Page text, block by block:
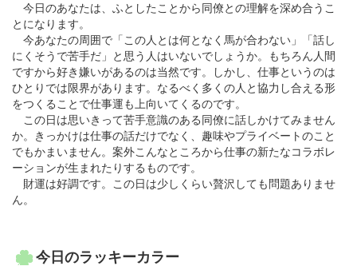
今日のあなたは、ふとしたことから同僚との理解を深め合うこ
とになります。
今あなたの周囲で「この人とは何となく馬が合わない」「話し
にくそうで苦手だ」と思う人はいないでしょうか。もちろん人間
ですから好き嫌いがあるのは当然です。しかし、仕事というのは
ひとりでは限界があります。なるべく多くの人と協力し合える形
をつくることで仕事運も上向いてくるのです。
この日は思いきって苦手意識のある同僚に話しかけてみません
か。きっかけは仕事の話だけでなく、趣味やプライベートのこと
でもかまいません。案外こんなところから仕事の新たなコラボレ
ーションが生まれたりするものです。
財運は好調です。この日は少しくらい贅沢しても問題ありませ
ん。
今日のラッキーカラー